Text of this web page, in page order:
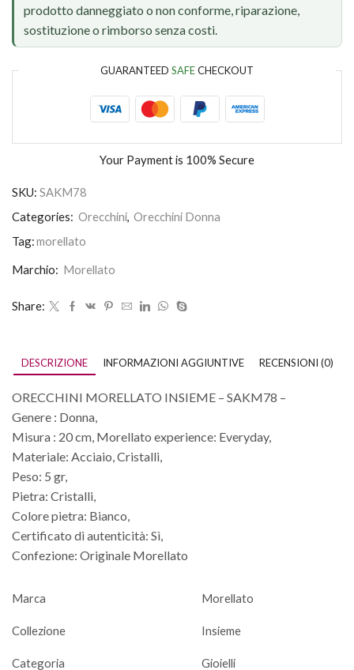
prodotto danneggiato o non conforme, riparazione,
sostituzione o rimborso senza costi.
GUARANTEED SAFECHECKOUT
Your Payment is 100% Secure
SKU: SAKM78
Categories: Orecchini, Orecchini Donna
Tag:morellato
Marchio: Morellato
Share:
DESCRIZIONE INFORMAZIONI AGGIUNTIVE RECENSIONI (0)
ORECCHINI MORELLATO INSIEME – SAKM78 –
Genere : Donna,
Misura : 20 cm, Morellato experience: Everyday,
Materiale: Acciaio, Cristalli,
Peso: 5 gr,
Pietra: Cristalli,
Colore pietra: Bianco,
Certificato di autenticità: Sì,
Confezione: Originale Morellato
Marca Morellato
Collezione Insieme
Categoria Gioielli